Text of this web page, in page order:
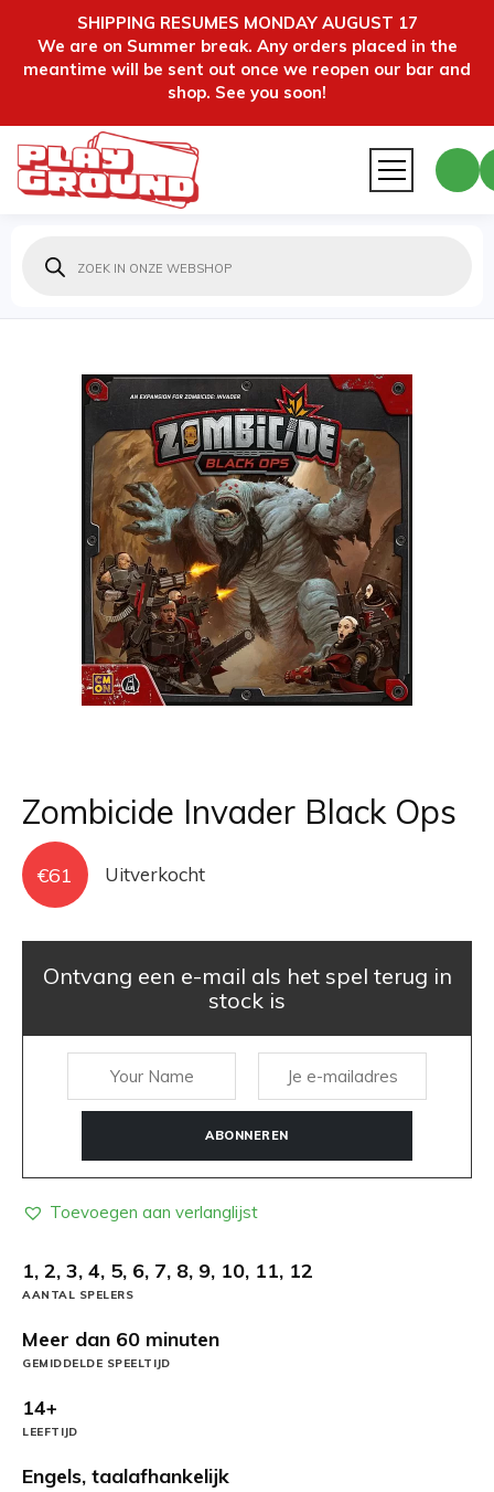
SHIPPING RESUMES MONDAY AUGUST 17
We are on Summer break. Any orders placed in the
meantime will be sent out once we reopen our bar and
shop. See you soon!
zoeken
Zombicide Invader Black Ops
€61 Uitverkocht
Ontvang een e-mail als het spel terug in
stock is
ABONNEREN
Toevoegen aan verlanglijst
1, 2, 3, 4, 5, 6, 7, 8, 9, 10, 11, 12
AANTAL SPELERS
Meer dan 60 minuten
GEMIDDELDE SPEELTIJD
14+
LEEFTIJD
Engels, taalafhankelijk